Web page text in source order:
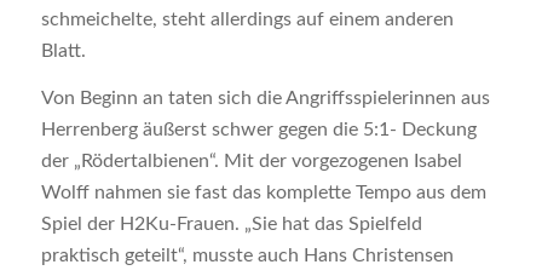
schmeichelte, steht allerdings auf einem anderen
Blatt.
Von Beginn an taten sich die Angriffsspielerinnen aus
Herrenberg äußerst schwer gegen die 5:1- Deckung
der „Rödertalbienen“. Mit der vorgezogenen Isabel
Wolff nahmen sie fast das komplette Tempo aus dem
Spiel der H2Ku-Frauen. „Sie hat das Spielfeld
praktisch geteilt“, musste auch Hans Christensen